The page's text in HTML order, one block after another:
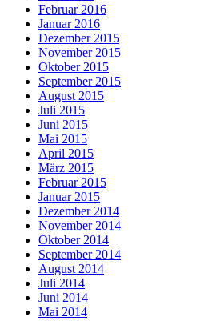
Februar 2016
Januar 2016
Dezember 2015
November 2015
Oktober 2015
September 2015
August 2015
Juli 2015
Juni 2015
Mai 2015
April 2015
März 2015
Februar 2015
Januar 2015
Dezember 2014
November 2014
Oktober 2014
September 2014
August 2014
Juli 2014
Juni 2014
Mai 2014